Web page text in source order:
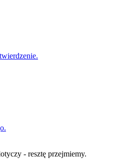
- resztę przejmiemy.